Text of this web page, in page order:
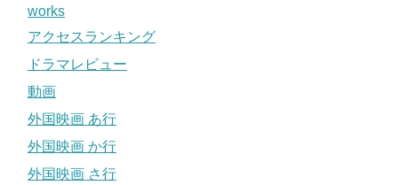
works
アクセスランキング
ドラマレビュー
動画
外国映画 あ行
外国映画 か行
外国映画 さ行